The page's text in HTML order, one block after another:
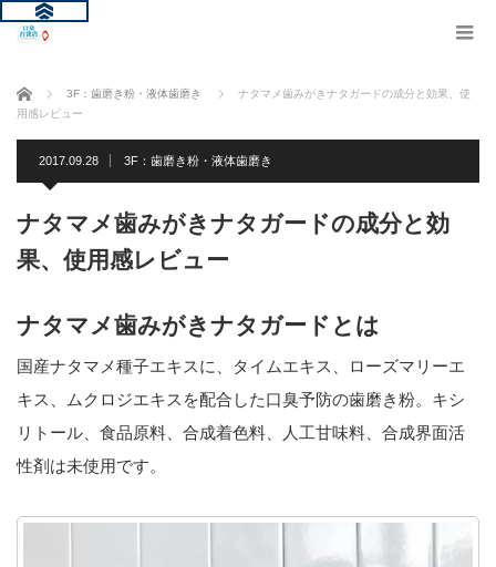
ホーム 3F：歯磨き粉・液体歯磨き
ナタマメ歯みがきナタガードの成分と効果、使
用感レビュー
2017.09.28 3F：歯磨き粉・液体歯磨き
ナタマメ歯みがきナタガードの成分と効
果、使用感レビュー
ナタマメ歯みがきナタガードとは
国産ナタマメ種子エキスに、タイムエキス、ローズマリーエ
キス、ムクロジエキスを配合した口臭予防の歯磨き粉。キシ
リトール、食品原料、合成着色料、人工甘味料、合成界面活
性剤は未使用です。